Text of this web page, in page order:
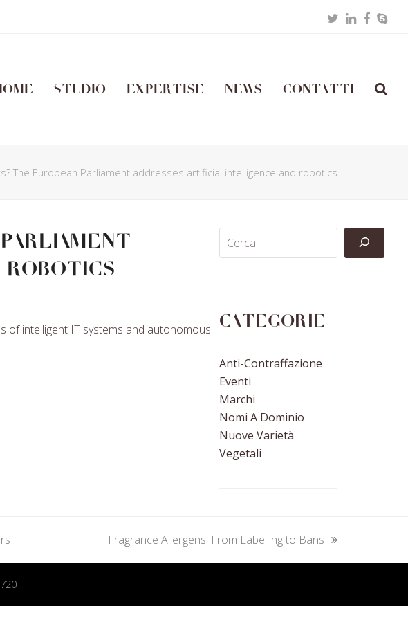
TwitterLinkedIn
Studio Expertise News Contatti
The European Parliament addresses artificial intelligence and robotics
robotics
of intelligent IT systems and autonomous
Categorie
Anti-Contraffazione
Eventi
Marchi
Nomi A Dominio
Nuove Varietà
Vegetali
next
post:
Fragrance Allergens: From Labelling to Bans